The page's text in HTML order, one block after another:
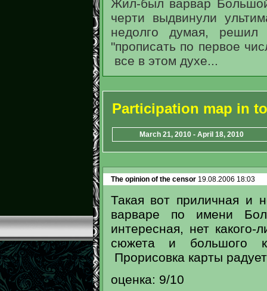
Жил-был варвар
черти выдвинули
недолго думая, решил
"прописать по первое
все в этом духе...
Participation map in
March 21, 2010 - April 18, 2010
The opinion of the censor19.08.2006 18:03
Такая вот приличная и
варваре по имени
интересная, нет какого-
сюжета и большого
Прорисовка карты
оценка: 9/10